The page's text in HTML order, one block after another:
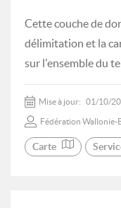
Cette couche de
délimitation et la
sur l'ensemble du
Mise à jour: 01/10/
Fédération Wallonie-
Carte